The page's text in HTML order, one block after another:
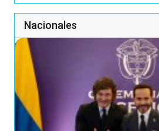
Nacionales